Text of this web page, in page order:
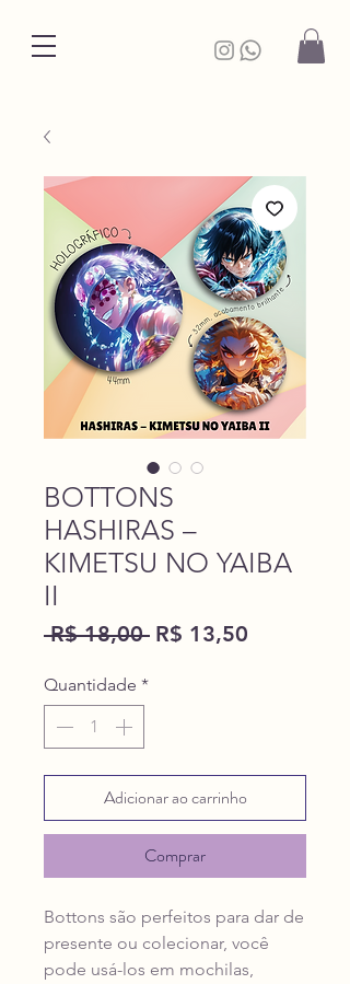
BOTTONS
HASHIRAS –
KIMETSU NO YAIBA
II
R$ 18,00 Preço
R$ 13,50
Quantidade *
Adicionar ao carrinho
Comprar
Bottons são perfeitos para dar de
presente ou colecionar, você
pode usá-los em mochilas,